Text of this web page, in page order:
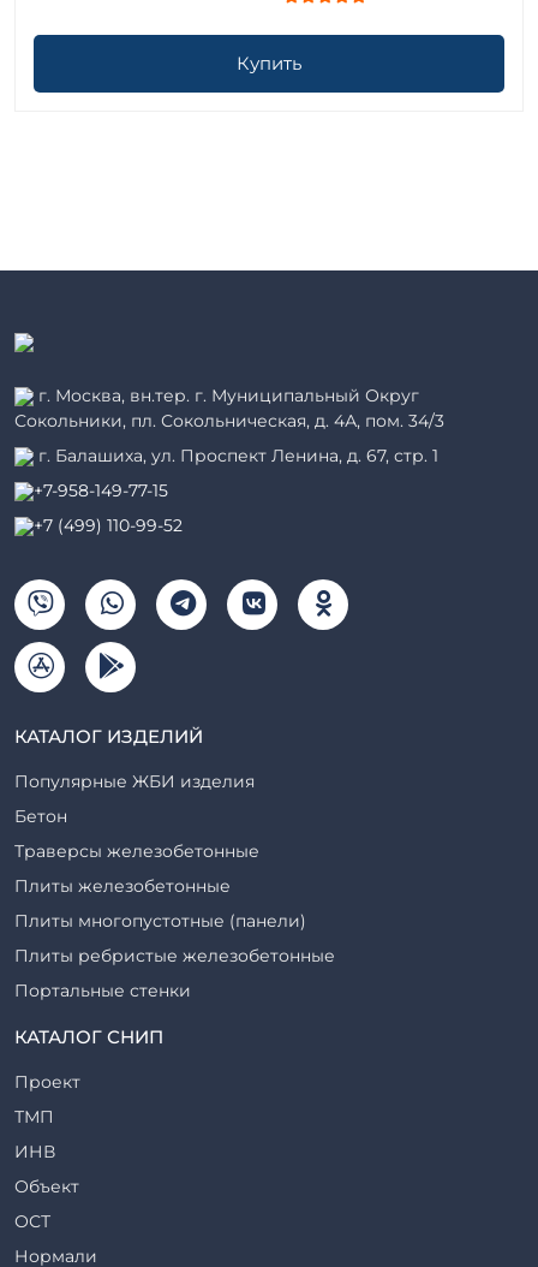
Купить
г. Москва, вн.тер. г. Муниципальный Округ
Сокольники, пл. Сокольническая, д. 4А, пом. 34/3
г. Балашиха, ул. Проспект Ленина, д. 67, стр. 1
+7-958-149-77-15
+7 (499) 110-99-52
КАТАЛОГ ИЗДЕЛИЙ
Популярные ЖБИ изделия
Бетон
Траверсы железобетонные
Плиты железобетонные
Плиты многопустотные (панели)
Плиты ребристые железобетонные
Портальные стенки
Прогоны железобетонные
Ригели железобетонные
Сваи железобетонные
Стеновые блоки
Стойки железобетонные
Столбы железобетонные
КАТАЛОГ СНИП
Проект
ТМП
ИНВ
Объект
ОСТ
Нормали